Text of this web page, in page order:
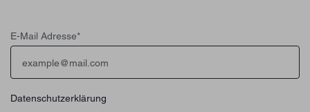
E-Mail Adresse*
Datenschutzerklärung